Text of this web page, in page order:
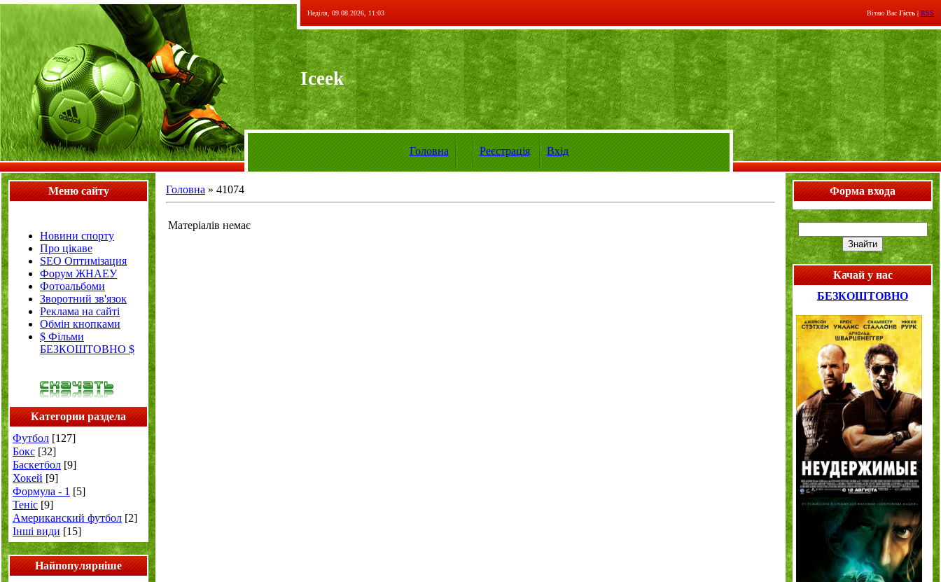
Неділя, 09.08.2026, 11:03 Вітаю Вас Гість | RSS
Iceek
Головна Реєстрація Вхід
Меню сайту
Новини спорту
Про цікаве
SEO Оптимізация
Форум ЖНАЕУ
Фотоальбоми
Зворотний зв'язок
Реклама на сайті
Обмін кнопками
$ Фільми
БЕЗКОШТОВНО $
Категории раздела
Футбол [127]
Бокс [32]
Баскетбол [9]
Хокей [9]
Формула - 1 [5]
Теніс [9]
Американский футбол [2]
Інші види [15]
Найпопулярніше
Головна » 41074
Матеріалів немає
Форма входа
Качай у нас
БЕЗКОШТОВНО